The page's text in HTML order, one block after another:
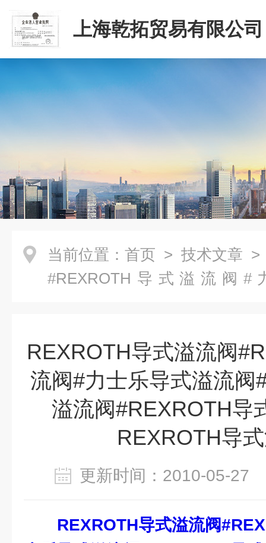
上海乾拓贸易有限公司
当前位置： 首页 > 技术文章 >
#REXROTH导式溢流阀
REXROTH导式溢流阀
流阀#力士乐导式溢流阀
溢流阀#REXROTH导
REXROTH导
更新时间：2010-05-
REXROTH导式溢流阀